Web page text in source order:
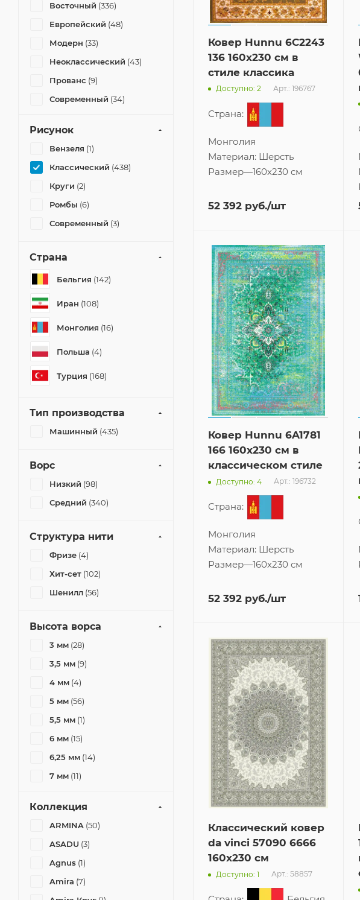
Ковер Hunnu 6C2243
136 160x230 см в
стиле классика
Доступно: 2 Арт.: 196767
Страна:
Монголия
Материал: Шерсть
Размер—160x230 см
52 392 руб./шт
Ковер Hunnu 6A1781
166 160x230 см в
классическом стиле
Доступно: 4 Арт.: 196732
Страна:
Монголия
Материал: Шерсть
Размер—160x230 см
52 392 руб./шт
Классический ковер
da vinci 57090 6666
160x230 см
Доступно: 1 Арт.: 58857
Фисташковый
Восточный (336)
Европейский (48)
Модерн (33)
Неоклассический (43)
Прованс (9)
Современный (34)
Этник
Рисунок
Вензеля (1)
Классический (438)
Круги (2)
Ромбы (6)
Современный (3)
Страна
Бельгия (142)
Иран (108)
Монголия (16)
Польша (4)
Турция (168)
Тип производства
Машинный (435)
Ворс
Низкий (98)
Средний (340)
Структура нити
Фризе (4)
Хит-сет (102)
Шенилл (56)
Высота ворса
3 мм (28)
3,5 мм (9)
4 мм (4)
5 мм (56)
5,5 мм (1)
6 мм (15)
6,25 мм (14)
7 мм (11)
8,5 мм (21)
(3)
10 мм
(100)
(11)
Коллекция
ARMINA (50)
ASADU (3)
Agnus (1)
Amira (7)